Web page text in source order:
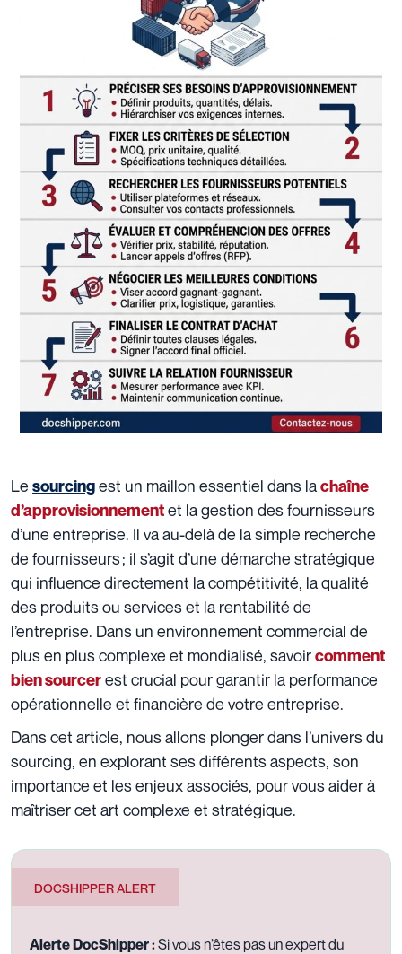
Le sourcingest un maillon essentiel dans lachaîne
d’approvisionnementet la gestion des fournisseurs
d’une entreprise. Il va au-delà de la simple recherche
de fournisseurs ; il s’agit d’une démarche stratégique
qui influence directement la compétitivité, la qualité
des produits ou services et la rentabilité de
l’entreprise. Dans un environnement commercial de
plus en plus complexe et mondialisé, savoircomment
bien sourcerest crucial pour garantir la performance
opérationnelle et financière de votre entreprise.
Dans cet article, nous allons plonger dans l’univers du
sourcing, en explorant ses différents aspects, son
importance et les enjeux associés, pour vous aider à
maîtriser cet art complexe et stratégique.
DOCSHIPPER ALERT
Alerte DocShipper :Si vous n’êtes pas un expert du